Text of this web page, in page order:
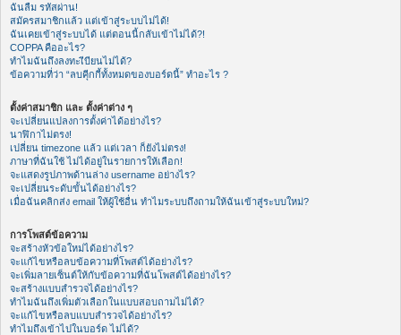
ฉันลืม รหัสผ่าน!
สมัครสมาชิกแล้ว แต่เข้าสู่ระบบไม่ได้!
ฉันเคยเข้าสู่ระบบได้ แต่ตอนนี้กลับเข้าไม่ได้?!
COPPA คืออะไร?
ทำไมฉันถึงลงทะเีบียนไม่ได้?
ข้อความที่ว่า “ลบคุีกกี้ทั้งหมดของบอร์ดนี้” ทำอะไร ?
ตั้งค่าสมาชิก และ ตั้งค่าต่าง ๆ
จะเปลี่ยนแปลงการตั้งค่าได้อย่างไร?
นาฬิกาไม่ตรง!
เปลี่ยน timezone แล้ว แต่เวลา ก็ยังไม่ตรง!
ภาษาที่ฉันใช้ ไม่ได้อยู่ในรายการให้เลือก!
จะแสดงรูปภาพด้านล่าง username อย่างไร?
จะเปลี่ยนระดับขั้นได้อย่างไร?
เมื่อฉันคลิกส่ง email ให้ผู้ใช้อื่น ทำไมระบบถึงถามให้ฉันเข้าสู่ระบบใหม่?
การโพสต์ข้อความ
จะสร้างหัวข้อใหม่ได้อย่างไร?
จะแก้ไขหรือลบข้อความที่โพสต์ได้อย่างไร?
จะเพิ่มลายเซ็นต์ให้กับข้อความที่ฉันโพสต์ได้อย่างไร?
จะสร้างแบบสำรวจได้อย่างไร?
ทำไมฉันถึงเพิ่มตัวเลือกในแบบสอบถามไม่ได้?
จะแก้ไขหรือลบแบบสำรวจได้อย่างไร?
ทำไมถึงเข้าไปในบอร์ด ไม่ได้?